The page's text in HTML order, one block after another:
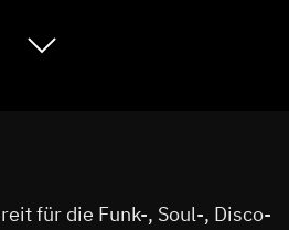
für die Funk-, Soul-, Disco-